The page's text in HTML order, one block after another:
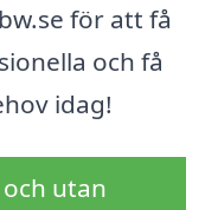
för att få
och få
idag!
utan